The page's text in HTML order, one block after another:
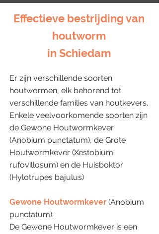
Effectieve bestrijding van
houtworm
in Schiedam
Er zijn verschillende soorten
houtwormen, elk behorend tot
verschillende families van houtkevers.
Enkele veelvoorkomende soorten zijn
de Gewone Houtwormkever
(Anobium punctatum), de Grote
Houtwormkever (Xestobium
rufovillosum) en de Huisboktor
(Hylotrupes bajulus)
Gewone Houtwormkever (Anobium
punctatum):
De Gewone Houtwormkever is een